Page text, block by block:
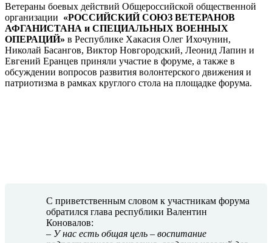
Ветераны боевых действий Общероссийской общественной
организации «РОССИЙСКИЙ СОЮЗ ВЕТЕРАНОВ
АФГАНИСТАНА и СПЕЦИАЛЬНЫХ ВОЕННЫХ
ОПЕРАЦИЙ» в Республике Хакасия Олег Ихочунин,
Николай Басангов, Виктор Новгородский, Леонид Лапин и
Евгений Еранцев приняли участие в форуме, а также в
обсуждении вопросов развития волонтерского движения и
патриотизма в рамках круглого стола на площадке форума.
С приветственным словом к участникам форума
обратился глава республики Валентин
Коновалов:
– У нас есть общая цель – воспитание